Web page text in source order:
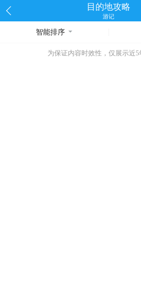
目的地攻略
游记
智能排序
为保证内容时效性，仅展示近5